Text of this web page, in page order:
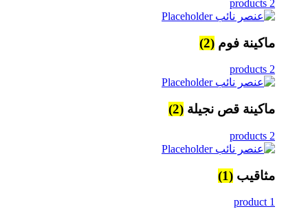
2 products
ماكينة فوم (2)
2 products
ماكينة قص نجيلة (2)
2 products
مثاقيب (1)
1 product